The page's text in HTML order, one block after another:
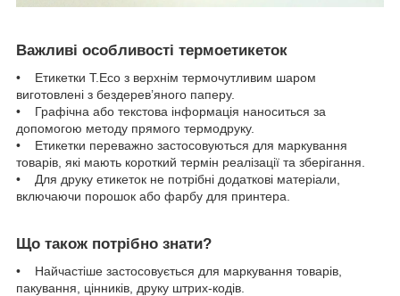
Важливі особливості термоетикеток
• Етикетки T.Eco з верхнім термочутливим шаром
виготовлені з бездерев’яного паперу.
• Графічна або текстова інформація наноситься за
допомогою методу прямого термодруку.
• Етикетки переважно застосовуються для маркування
товарів, які мають короткий термін реалізації та зберігання.
• Для друку етикеток не потрібні додаткові матеріали,
включаючи порошок або фарбу для принтера.
Що також потрібно знати?
• Найчастіше застосовується для маркування товарів,
пакування, цінників, друку штрих-кодів.